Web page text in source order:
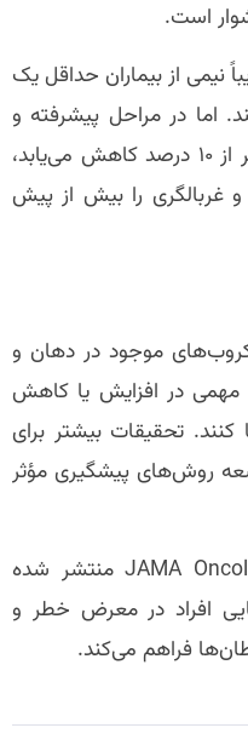
است.
نیمی از بیماران حداقل یک
اما در مراحل پیشرفته و
گسترش بیماری، میزان بقا به کمتر از ۱۰ درصد کاهش می‌یابد،
را بیش از پیش
موجود در دهان و
در افزایش یا کاهش
کنند. تحقیقات بیشتر برای
روش‌های پیشگیری مؤثر
این تحقیق در مجله معتبر JAMA Oncology منتشر شده
افراد در معرض خطر و
فراهم می‌کند.